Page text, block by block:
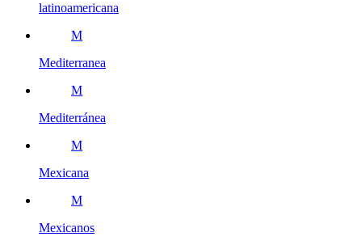
latinoamericana
M
Mediterranea
M
Mediterránea
M
Mexicana
M
Mexicanos